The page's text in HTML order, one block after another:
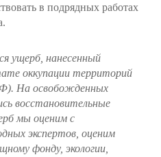
в подрядных работах
ущерб, нанесенный
оккупации территорий
На освобожденных
восстановительные
мы оценим с
экспертов, оценим
фонду, экологии,